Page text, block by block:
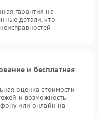
гарантия на
детали, что
и бесплатная
оценка стоимости
и возможность
или онлайн на